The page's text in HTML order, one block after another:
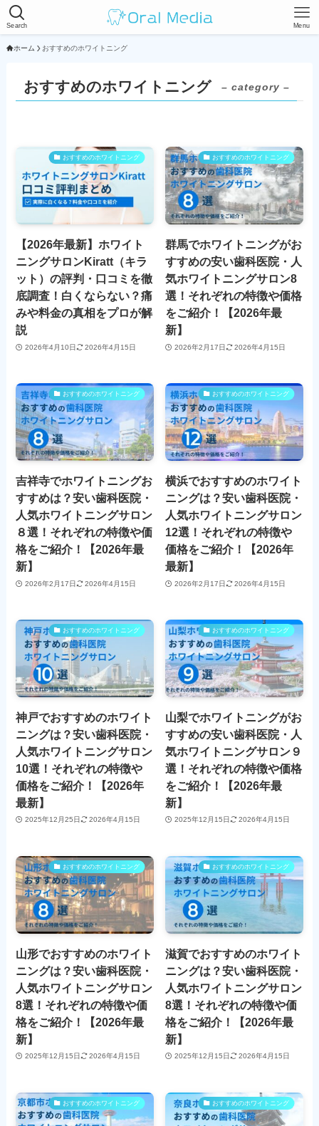
Search Menu
ホーム おすすめのホワイトニング
おすすめのホワイトニング – category –
おすすめのホワイトニング
【2026年最新】ホワイト
ニングサロンKiratt（キラ
ット）の評判・口コミを徹
底調査！白くならない？痛
みや料金の真相をプロが解
説
2026年4月10日 2026年4月15日
おすすめのホワイトニング
群馬でホワイトニングがお
すすめの安い歯科医院・人
気ホワイトニングサロン8
選！それぞれの特徴や価格
をご紹介！【2026年最
新】
2026年2月17日 2026年4月15日
おすすめのホワイトニング
吉祥寺でホワイトニングお
すすめは？安い歯科医院・
人気ホワイトニングサロン
８選！それぞれの特徴や価
格をご紹介！【2026年最
新】
2026年2月17日 2026年4月15日
おすすめのホワイトニング
横浜でおすすめのホワイト
ニングは？安い歯科医院・
人気ホワイトニングサロン
12選！それぞれの特徴や
価格をご紹介！【2026年
最新】
2026年2月17日 2026年4月15日
おすすめのホワイトニング
神戸でおすすめのホワイト
ニングは？安い歯科医院・
人気ホワイトニングサロン
10選！それぞれの特徴や
価格をご紹介！【2026年
最新】
2025年12月25日 2026年4月15日
おすすめのホワイトニング
山梨でホワイトニングがお
すすめの安い歯科医院・人
気ホワイトニングサロン９
選！それぞれの特徴や価格
をご紹介！【2026年最
新】
2025年12月15日 2026年4月15日
おすすめのホワイトニング
山形でおすすめのホワイト
ニングは？安い歯科医院・
人気ホワイトニングサロン
8選！それぞれの特徴や価
格をご紹介！【2026年最
新】
2025年12月15日 2026年4月15日
おすすめのホワイトニング
滋賀でおすすめのホワイト
ニングは？安い歯科医院・
人気ホワイトニングサロン
8選！それぞれの特徴や価
格をご紹介！【2026年最
新】
2025年12月15日 2026年4月15日
おすすめのホワイトニング おすすめのホワイトニング